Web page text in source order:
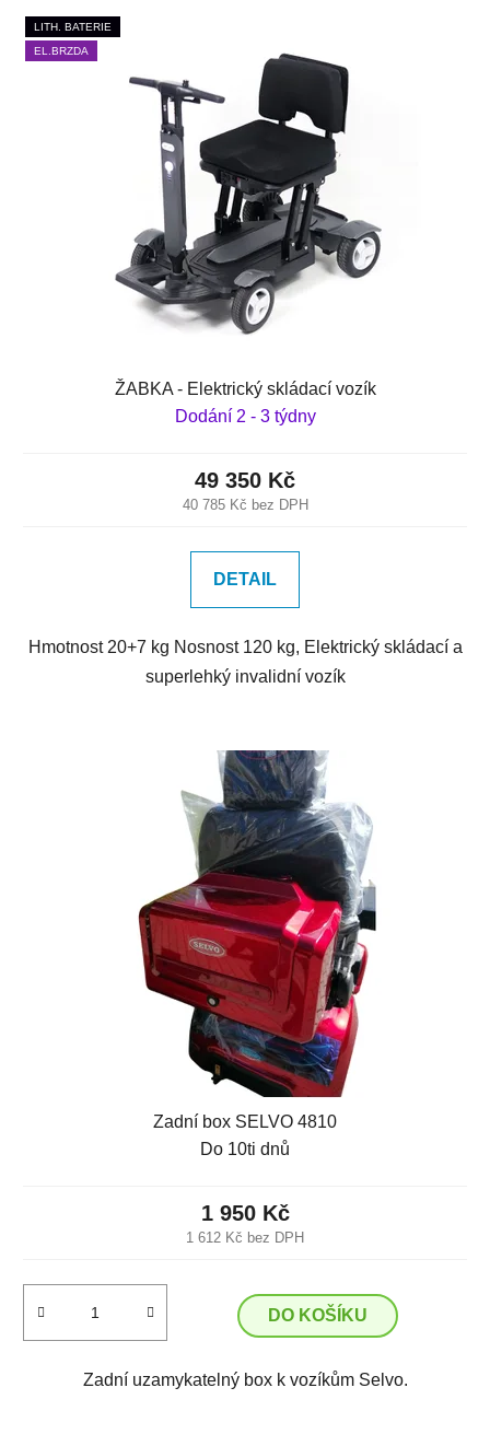
LITH. BATERIE
EL.BRZDA
ŽABKA - Elektrický skládací vozík
Dodání 2 - 3 týdny
40 785 Kč bez DPH
49 350 Kč
DETAIL
Hmotnost 20+7 kg Nosnost 120 kg, Elektrický skládací a
superlehký invalidní vozík
Zadní box SELVO 4810
Do 10ti dnů
1 612 Kč bez DPH
1 950 Kč
DO KOŠÍKU
Zadní uzamykatelný box k vozíkům Selvo.